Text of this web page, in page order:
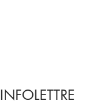
INFOLETTRE